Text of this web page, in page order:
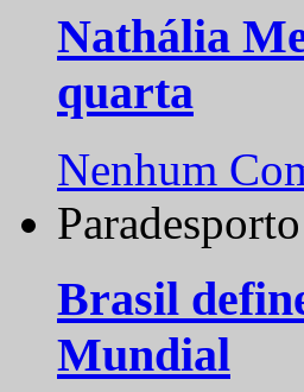
Nathália
quarta
Nenhum
Paradesporto
Brasil
Mundial